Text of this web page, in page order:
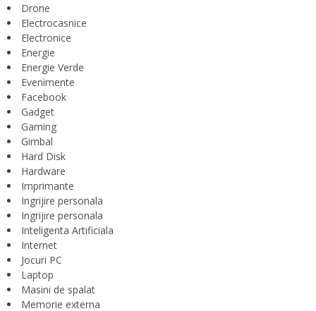
Drone
Electrocasnice
Electronice
Energie
Energie Verde
Evenimente
Facebook
Gadget
Gaming
Gimbal
Hard Disk
Hardware
Imprimante
Ingrijire personala
Ingrijire personala
Inteligenta Artificiala
Internet
Jocuri PC
Laptop
Masini de spalat
Memorie externa